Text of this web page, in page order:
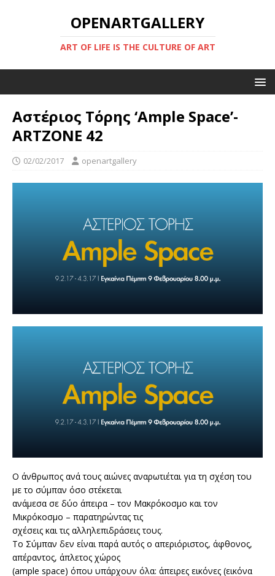
OPENARTGALLERY
ART OF LIFE IS THE CULTURE OF ART
Αστέριος Τόρης ‘Ample Space’-
ARTZONE 42
02/02/2017 openartgallery
Ο άνθρωπος ανά τους αιώνες αναρωτιέται για τη σχέση του
με το σύμπαν όσο στέκεται
ανάμεσα σε δύο άπειρα – τον Μακρόκοσμο και τον
Μικρόκοσμο – παρατηρώντας τις
σχέσεις και τις αλληλεπιδράσεις τους.
Το Σύμπαν δεν είναι παρά αυτός ο απεριόριστος, άφθονος,
απέραντος, άπλετος χώρος
(ample space) όπου υπάρχουν όλα: άπειρες εικόνες (εικόνα